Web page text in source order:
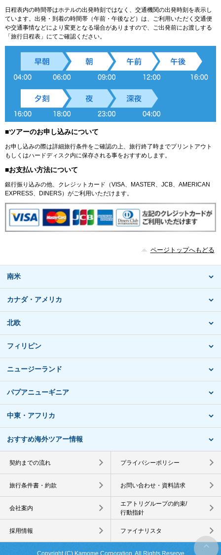
日程表内の時間帯はホテルの出発時刻ではなく、交通機関の出発時刻を表示し
ています。出発・到着の時間帯（午前・午後など）は、ご利用いただく交通便
や交通事情などにより変更となる場合がありますので、ご出発前にお渡しする
「旅行日程表」にてご確認ください。
■ツアーのお申し込みについて
お申し込みの際は詳細旅行条件をご確認の上、旅行終了時までプリントアウト
もしくはハードディスク内に保存される事をおすすめします。
■お支払い方法について
銀行振り込みの他、クレジットカード（VISA、MASTER、JCB、AMERICAN
EXPRESS、DINERS）がご利用いただけます。
ページトップへもどる
南米
カナダ・アメリカ
北欧
フィリピン
ニュージーランド
パプアニューギニア
中東・アフリカ
おすすめ海外ツアー情報
契約までの流れ プライバシーポリシー
旅行条件書・約款 お問い合わせ・資料請求
会社案内
エアトリグループの約束/
行動指針
採用情報 ファイナリスタ